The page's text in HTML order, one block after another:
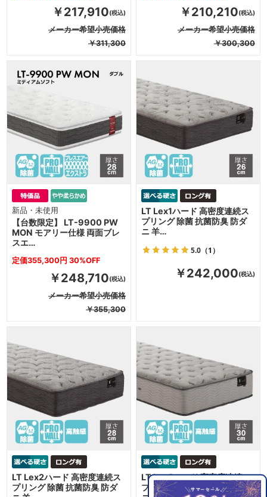
￥217,910
メーカー希望小売価格
￥311,300
￥210,210
メーカー希望小売価格
￥300,300
【台数限定】 LT-9900 PW
MON モアリー仕様 両面ブレ
スエ…
新品・未使用
定価355,300円 30%OFF
￥248,710
メーカー希望小売価格
￥355,300
LT Lex1ハード 高密度連続ス
プリング 除菌 抗菌防臭 防ダ
ニ 羊…
5.0（1）
￥242,000
LT Lex2ハード 高密度連続ス
プリング 除菌 抗菌防臭 防ダ
LT Lex3ハード 高密度連続ス
プリング 除菌 抗菌防臭 防ダ